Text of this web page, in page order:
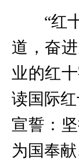
“红
道，奋
业的红
读国际
宣誓：
为国奉